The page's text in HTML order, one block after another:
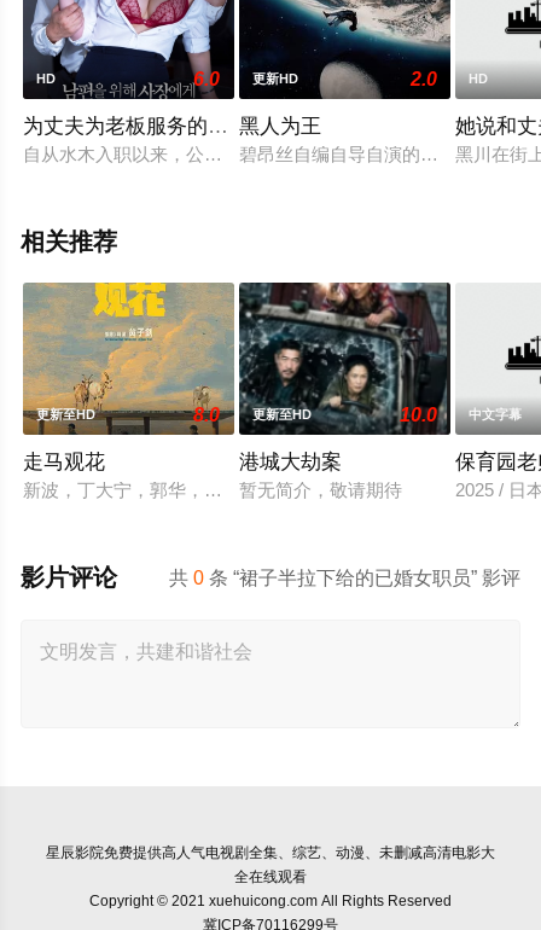
HD 6.0
为丈夫为老板服务的妻子
自从水木入职以来，公司代表就一直密切关注着他。有一天，老
更新HD 2.0
黑人为王
碧昂丝自编自导自演的短片。该短片
HD
她说和
黑川在街
相关推荐
更新至HD 8.0
走马观花
新波，丁大宁，郭华，程一木他们毕业于同一所大学。他们和很
更新至HD 10.0
港城大劫案
暂无简介，敬请期待
中文字幕
保育园
2025 / 日
共0 条 “裙子半拉下给的已婚女职员” 影评
影片评论
星辰影院免费提供高人气电视剧全集、综艺、动漫、未删减高清电影大
全在线观看
Copyright © 2021 xuehuicong.com All Rights Reserved
冀ICP备70116299号